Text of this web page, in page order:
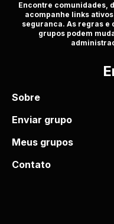
Encontre comunidades,
acompanhe links
seguranca. As regras e
grupos podem
Sobre
Enviar grupo
Meus grupos
Contato